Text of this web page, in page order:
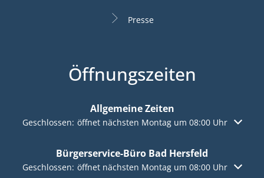
Presse
Öffnungszeiten
Allgemeine Zeiten
Klicken, um weitere Öffnungs- oder Schließzeiten
Geschlossen: öffnet nächsten Montag um 08:00 Uhr
Bürgerservice-Büro Bad Hersfeld
Klicken, um weitere Öffnungs- oder Schließzeiten
Geschlossen: öffnet nächsten Montag um 08:00 Uhr